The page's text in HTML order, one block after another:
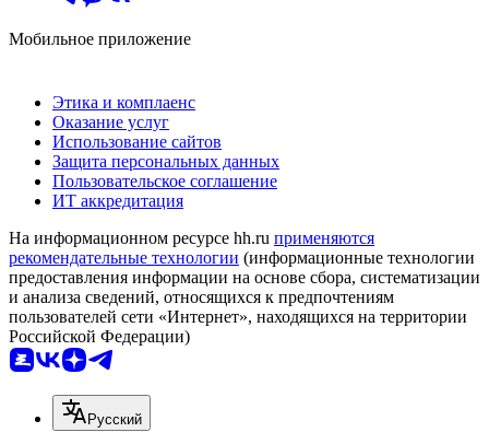
Мобильное приложение
Этика и комплаенс
Оказание услуг
Использование сайтов
Защита персональных данных
Пользовательское соглашение
ИТ аккредитация
На информационном ресурсе hh.ru применяются
рекомендательные технологии (информационные технологии
предоставления информации на основе сбора, систематизации
и анализа сведений, относящихся к предпочтениям
пользователей сети «Интернет», находящихся на территории
Российской Федерации)
Русский